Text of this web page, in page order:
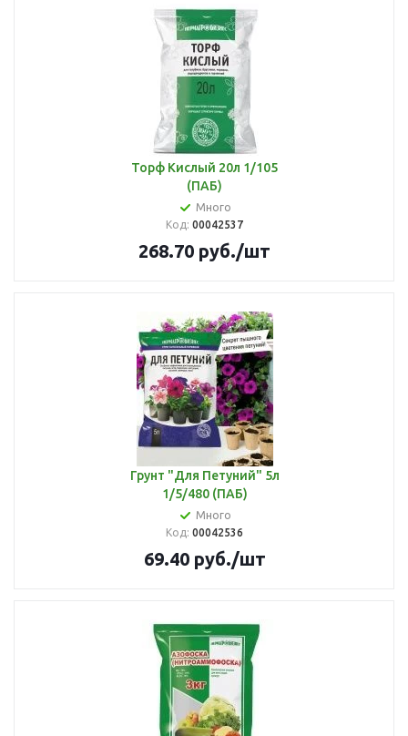
Торф Кислый 20л 1/105
(ПАБ)
Много
Код: 00042537
268.70 руб./шт
Грунт "Для Петуний" 5л
1/5/480 (ПАБ)
Много
Код: 00042536
69.40руб./шт